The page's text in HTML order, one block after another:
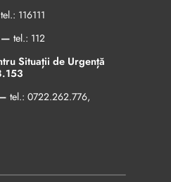
tel.: 116111
— tel.: 112
Situații de Urgență
tel.: 0722.262.776,